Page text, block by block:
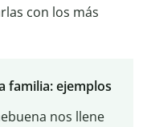
con los más
familia: ejemplos
nos llene